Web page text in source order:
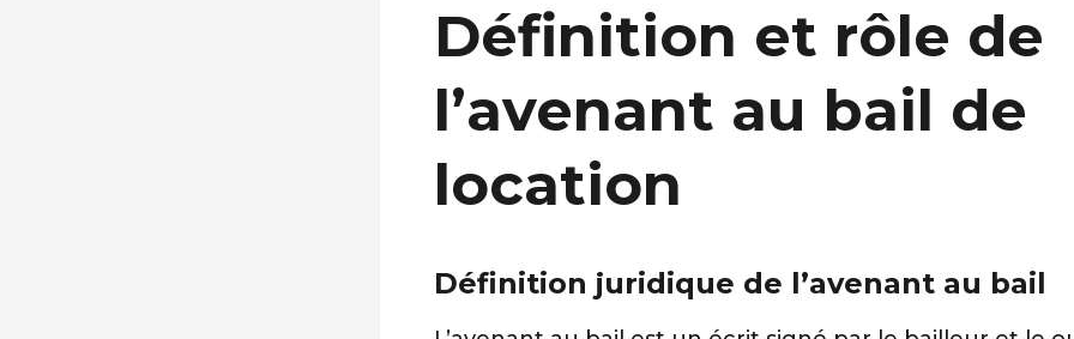
Définition et rôle de
l’avenant au bail de
location
Définition juridique de l’avenant au bail